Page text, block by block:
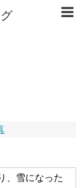
、雪になった